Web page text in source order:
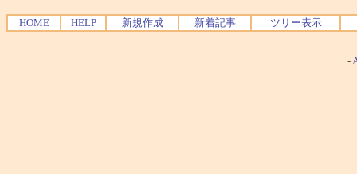
HOME HELP 新規作成 新着記事 ツリー表示
-